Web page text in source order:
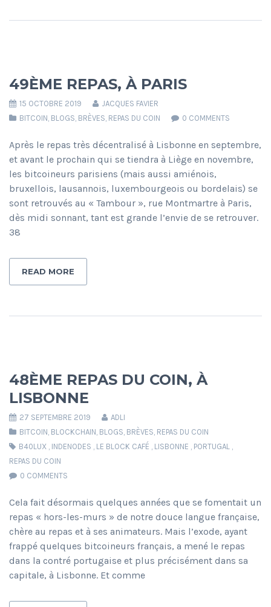
49ÈME REPAS, À PARIS
15 OCTOBRE 2019
JACQUES FAVIER
BITCOIN, BLOGS, BRÈVES, REPAS DU COIN 0 COMMENTS
Après le repas très décentralisé à Lisbonne en septembre,
et avant le prochain qui se tiendra à Liège en novembre,
les bitcoineurs parisiens (mais aussi amiénois,
bruxellois, lausannois, luxembourgeois ou bordelais) se
sont retrouvés au « Tambour », rue Montmartre à Paris,
dès midi sonnant, tant est grande l’envie de se retrouver.
38
READ MORE
48ÈME REPAS DU COIN, À
LISBONNE
27 SEPTEMBRE 2019
ADLI
BITCOIN, BLOCKCHAIN, BLOGS, BRÈVES, REPAS DU COIN
B40LUX , INDENODES , LE BLOCK CAFÉ , LISBONNE , PORTUGAL ,
REPAS DU COIN
0 COMMENTS
Cela fait désormais quelques années que se fomentait un
repas « hors-les-murs » de notre douce langue française,
chère au repas et à ses animateurs. Mais l’exode, ayant
frappé quelques bitcoineurs français, a mené le repas
dans la contré portugaise et plus précisément dans sa
capitale, à Lisbonne. Et comme